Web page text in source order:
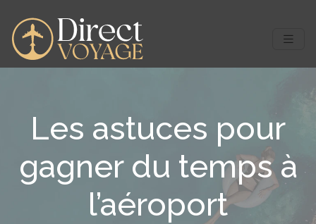
Les astuces pour
gagner du temps à
l’aéroport